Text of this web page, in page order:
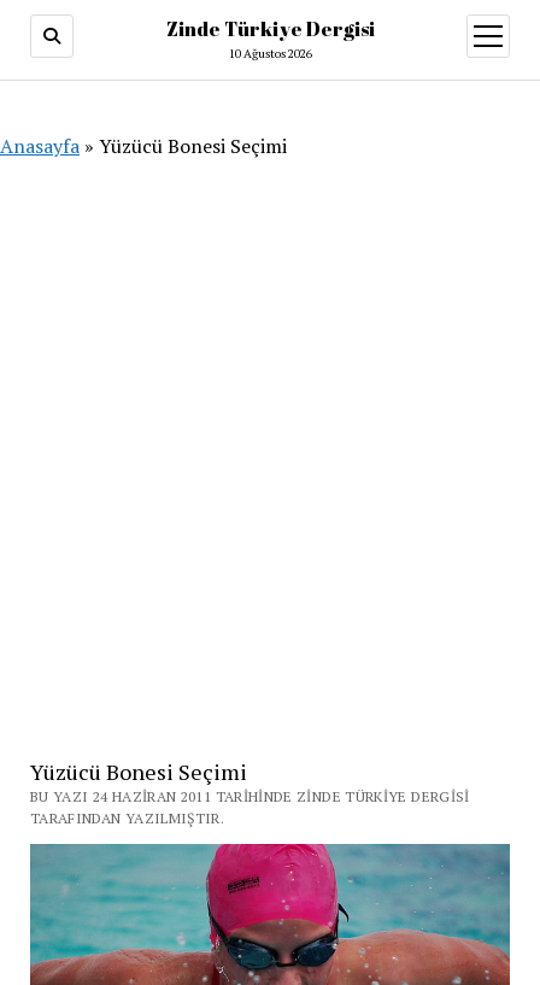
Zinde Türkiye Dergisi
10 Ağustos 2026
aç
Anasayfa » Yüzücü Bonesi Seçimi
Yüzücü Bonesi Seçimi
BU YAZI 24 HAZIRAN 2011 TARIHINDE ZINDE TÜRKIYE DERGISI
TARAFINDAN YAZILMIŞTIR.